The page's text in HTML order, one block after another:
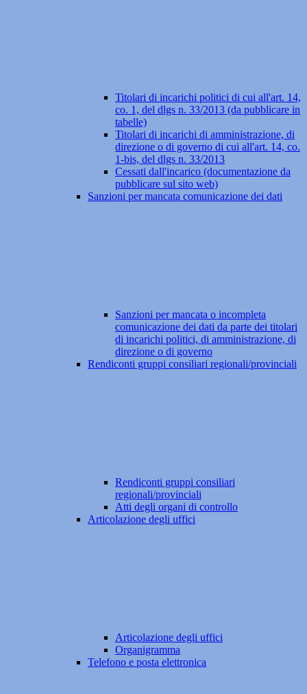
Titolari di incarichi politici di cui all'art. 14,
co. 1, del dlgs n. 33/2013 (da pubblicare in
tabelle)
Titolari di incarichi di amministrazione, di
direzione o di governo di cui all'art. 14, co.
1-bis, del dlgs n. 33/2013
Cessati dall'incarico (documentazione da
pubblicare sul sito web)
Sanzioni per mancata comunicazione dei dati
Sanzioni per mancata o incompleta
comunicazione dei dati da parte dei titolari
di incarichi politici, di amministrazione, di
direzione o di governo
Rendiconti gruppi consiliari regionali/provinciali
Rendiconti gruppi consiliari
regionali/provinciali
Atti degli organi di controllo
Articolazione degli uffici
Articolazione degli uffici
Organigramma
Telefono e posta elettronica